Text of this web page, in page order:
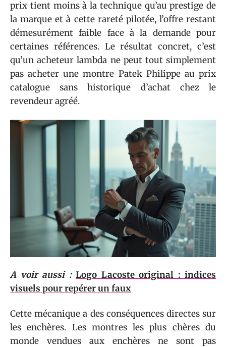
prix tient moins à la technique qu’au prestige de
la marque et à cette rareté pilotée, l’offre restant
démesurément faible face à la demande pour
certaines références. Le résultat concret, c’est
qu’un acheteur lambda ne peut tout simplement
pas acheter une montre Patek Philippe au prix
catalogue sans historique d’achat chez le
revendeur agréé.
A voir aussi : Logo Lacoste original : indices
visuels pour repérer un faux
Cette mécanique a des conséquences directes sur
les enchères. Les montres les plus chères du
monde vendues aux enchères ne sont pas